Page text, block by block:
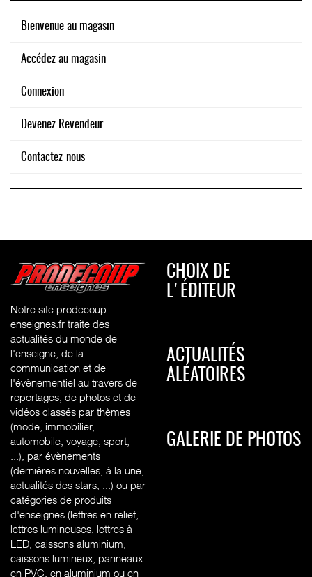
Bienvenue au magasin
Accédez au magasin
Connexion
Devenez Revendeur
Contactez-nous
Notre site prodecoup-
enseignes.fr traite des
actualités du monde de
l'enseigne, de la
communication et de
l'évènementiel au travers de
reportages, de photos et de
vidéos classés par thèmes
(mode, immobilier,
automobile, voyage, sport,
...), par évènements
(dernières nouvelles, à la une,
actualités des stars, ...) ou par
catégories de produits
d'enseignes (lettres en relief,
lettres lumineuses, lettres à
LED, caissons aluminium,
caissons lumineux, panneaux
en PVC, en aluminium ou en
CHOIX DE
L'ÉDITEUR
ACTUALITÉS
ALÉATOIRES
GALERIE DE PHOTOS